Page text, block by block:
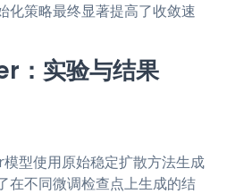
化策略最终显著提高了收敛速
：实验与结果
型使用原始稳定扩散方法生成
在不同微调检查点上生成的结